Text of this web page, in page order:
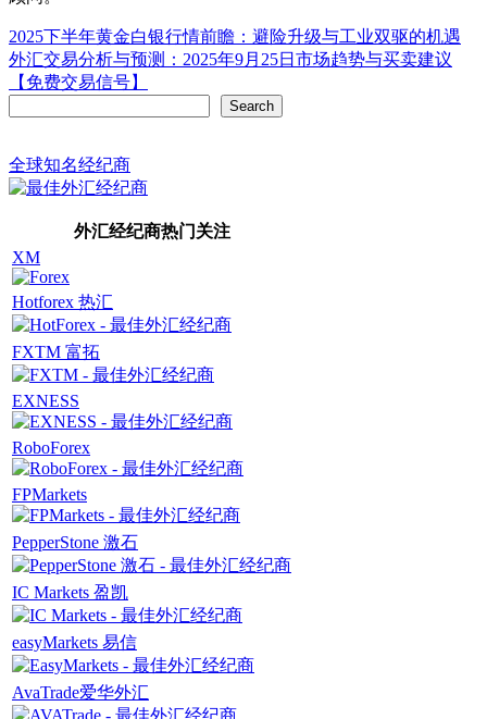
Post
navigation
2025下半年黄金白银行情前瞻：避险升级与工业双驱的机遇
外汇交易分析与预测：2025年9月25日市场趋势与买卖建议
【免费交易信号】
Search
全球知名经纪商
外汇经纪商热门关注
XM
Hotforex 热汇
FXTM 富拓
EXNESS
RoboForex
FPMarkets
PepperStone 激石
IC Markets 盈凯
easyMarkets 易信
AvaTrade爱华外汇